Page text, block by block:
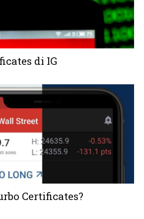
di IG
Certificates?